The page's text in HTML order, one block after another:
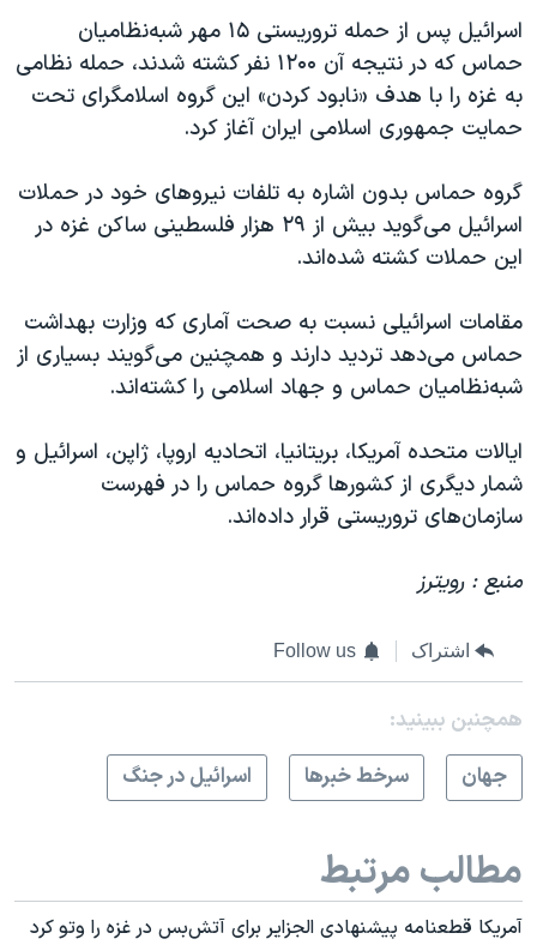
اسرائیل پس از حمله تروریستی ۱۵ مهر شبه‌نظامیان
حماس که در نتیجه آن ۱۲۰۰ نفر کشته شدند، حمله نظامی
به غزه را با هدف «نابود کردن» این گروه اسلامگرای تحت
حمایت جمهوری اسلامی ایران آغاز کرد.
گروه حماس بدون اشاره به تلفات نیروهای خود در حملات
اسرائیل می‌گوید بیش از ۲۹ هزار فلسطینی ساکن غزه در
این حملات کشته شده‌اند.
مقامات اسرائیلی نسبت به صحت آماری که وزارت بهداشت
حماس می‌دهد تردید دارند و همچنین می‌گویند بسیاری از
شبه‌نظامیان حماس و جهاد اسلامی را کشته‌اند.
ایالات متحده آمریکا، بریتانیا، اتحادیه اروپا، ژاپن، اسرائیل و
شمار دیگری از کشورها گروه حماس را در فهرست
سازمان‌های تروریستی قرار داده‌‌اند.
منبع : رویترز
اشتراک Follow us
همچنبن ببینید:
جهان
سرخط خبرها اسرائیل در جنگ
مطالب مرتبط
آمریکا قطعنامه پیشنهادی الجزایر برای آتش‌بس در غزه را وتو کرد